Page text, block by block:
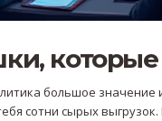
которые
большое значение
сотни сырых